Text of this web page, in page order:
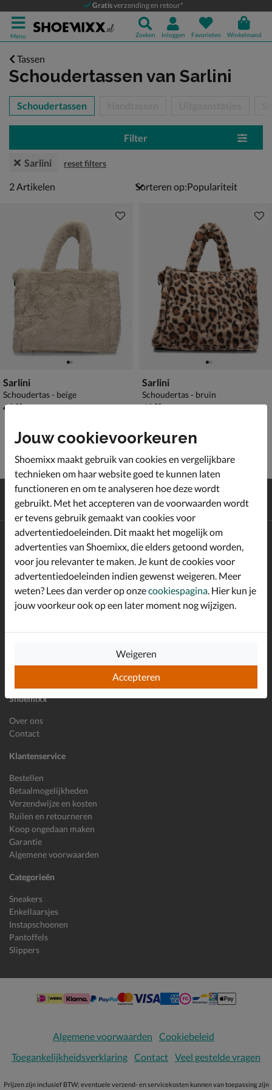
Gratisverzending en retour*
Menu Zoeken Inloggen Favorieten Winkelmand
Tassen
Schoudertassen van Sarlini
over
Schoudertassen
Filter
Sarlini reset filters
2 artikelen
2Artikelen Sorteren op:
Sarlini
Schoudertas - beige
€ 49,99
49,99
Sarlini
Schoudertas - bruin
€ 49,99
49,99
Gratisverzending en retour*
Achterafbetalen
Shoemixx
Over ons
Contact
Klantenservice
Bestellen
Betaalmogelijkheden
Verzendwijze en kosten
Ruilen en retourneren
Koop ongedaan maken
Garantie
Algemene voorwaarden
Categorieën
Sneakers
Enkellaarsjes
Instapschoenen
Pantoffels
Slippers
Altijd op de hoogte zijn?
Schrijf je in voor de Shoemixx nieuwsbrief en ontvang €10,-
welkomstkorting!*
E-mailadres
Algemene voorwaarden
Cookiebeleid
Toegankelijkheidsverklaring Contact Veel gestelde vragen
Prijzen zijn inclusief BTW; eventuele verzend- en servicekosten kunnen van toepassing zijn
Jouw cookievoorkeuren
Shoemixx maakt gebruik van cookies en vergelijkbare
technieken om haar website goed te kunnen laten
functioneren en om te analyseren hoe deze wordt
gebruikt. Met het accepteren van de voorwaarden wordt
er tevens gebruik gemaakt van cookies voor
advertentiedoeleinden. Dit maakt het mogelijk om
advertenties van Shoemixx, die elders getoond worden,
voor jou relevanter te maken. Je kunt de cookies voor
advertentiedoeleinden indien gewenst weigeren. Meer
weten? Lees dan verder op onzecookiespagina . Hier kun je
jouw voorkeur ook op een later moment nog wijzigen.
Accepteren
Weigeren